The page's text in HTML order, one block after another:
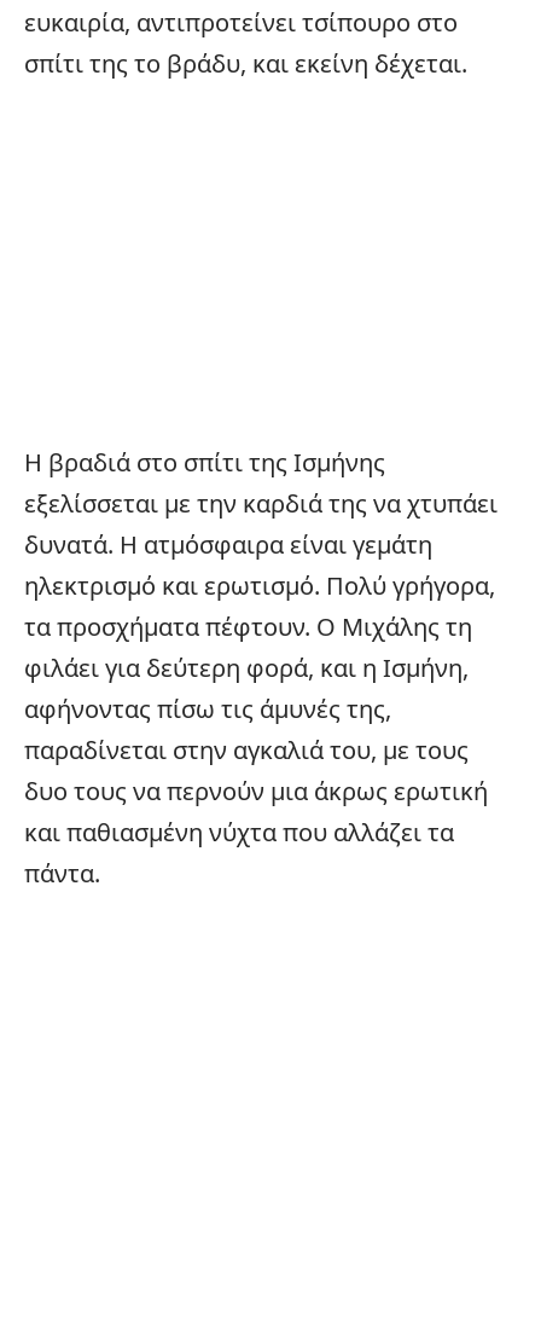
ευκαιρία, αντιπροτείνει τσίπουρο στο
σπίτι της το βράδυ, και εκείνη δέχεται.
Η βραδιά στο σπίτι της Ισμήνης
εξελίσσεται με την καρδιά της να χτυπάει
δυνατά. Η ατμόσφαιρα είναι γεμάτη
ηλεκτρισμό και ερωτισμό. Πολύ γρήγορα,
τα προσχήματα πέφτουν. Ο Μιχάλης τη
φιλάει για δεύτερη φορά, και η Ισμήνη,
αφήνοντας πίσω τις άμυνές της,
παραδίνεται στην αγκαλιά του, με τους
δυο τους να περνούν μια άκρως ερωτική
και παθιασμένη νύχτα που αλλάζει τα
πάντα.